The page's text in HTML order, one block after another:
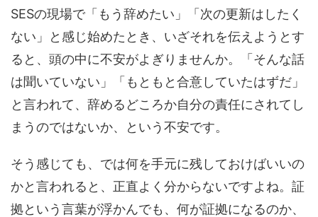
SESの現場で「もう辞めたい」「次の更新はしたく
ない」と感じ始めたとき、いざそれを伝えようとす
ると、頭の中に不安がよぎりませんか。「そんな話
は聞いていない」「もともと合意していたはずだ」
と言われて、辞めるどころか自分の責任にされてし
まうのではないか、という不安です。
そう感じても、では何を手元に残しておけばいいの
かと言われると、正直よく分からないですよね。証
拠という言葉が浮かんでも、何が証拠になるのか、